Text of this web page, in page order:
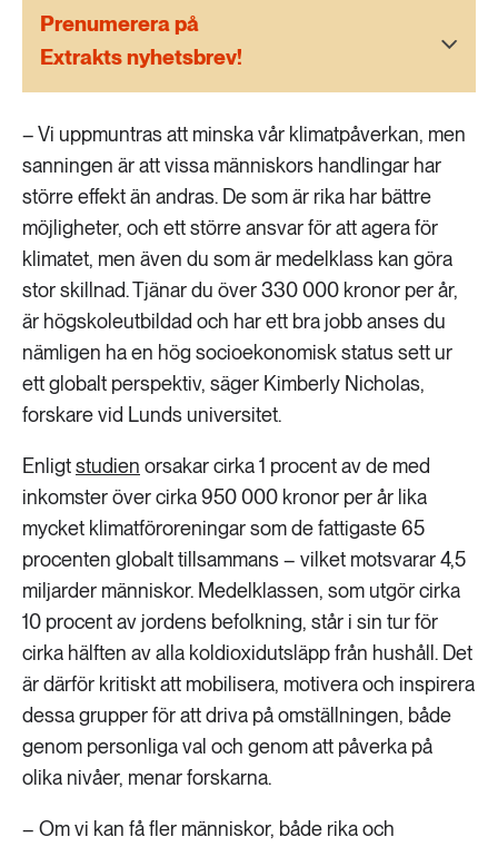
473 ARTIKLAR
Prenumerera på
Extrakts nyhetsbrev!
– Vi uppmuntras att minska vår klimatpåverkan, men
sanningen är att vissa människors handlingar har
större effekt än andras. De som är rika har bättre
möjligheter, och ett större ansvar för att agera för
klimatet, men även du som är medelklass kan göra
stor skillnad. Tjänar du över 330 000 kronor per år,
är högskoleutbildad och har ett bra jobb anses du
nämligen ha en hög socioekonomisk status sett ur
ett globalt perspektiv, säger Kimberly Nicholas,
forskare vid Lunds universitet.
Enligtstudien orsakar cirka 1 procent av de med
inkomster över cirka 950 000 kronor per år lika
mycket klimatföroreningar som de fattigaste 65
procenten globalt tillsammans – vilket motsvarar 4,5
miljarder människor. Medelklassen, som utgör cirka
10 procent av jordens befolkning, står i sin tur för
cirka hälften av alla koldioxidutsläpp från hushåll. Det
är därför kritiskt att mobilisera, motivera och inspirera
dessa grupper för att driva på omställningen, både
genom personliga val och genom att påverka på
olika nivåer, menar forskarna.
– Om vi kan få fler människor, både rika och